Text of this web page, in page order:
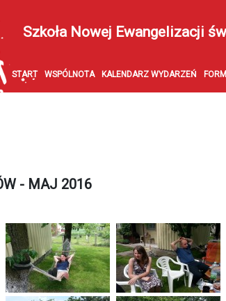
Szkoła Nowej Ewangelizacji
START WSPÓLNOTA KALENDARZ WYDARZEŃ
- MAJ 2016